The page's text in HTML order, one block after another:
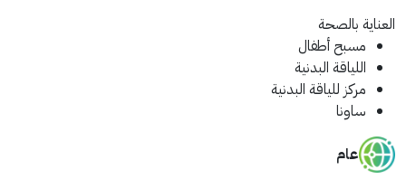
العناية بالصحة
مسبح أطفال
اللياقة البدنية
مركز للياقة البدنية
ساونا
عام